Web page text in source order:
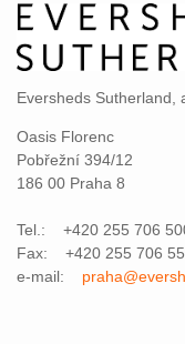
Eversheds Sutherland,
Oasis Florenc
Pobřežní 394/12
186 00 Praha 8
Tel.: +420 255 706
Fax: +420 255 706
e-mail: